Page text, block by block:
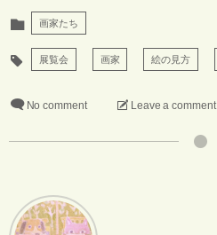
画家たち
展覧会 画家 絵の見方
No comment Leave a comment